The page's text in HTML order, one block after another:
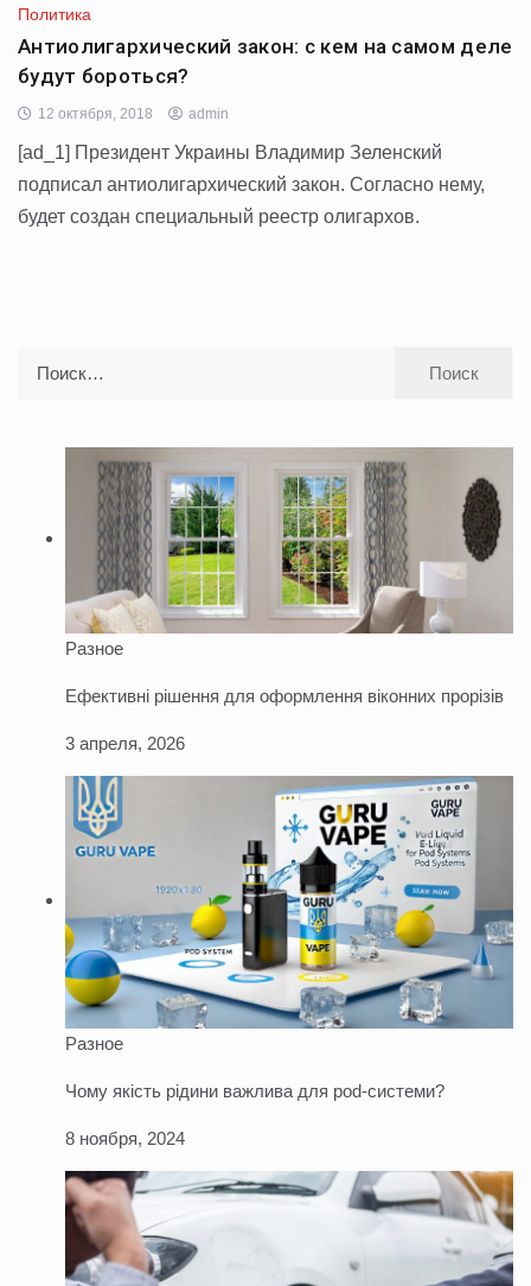
Политика
Антиолигархический закон: с кем на самом деле
будут бороться?
12 октября, 2018 admin
[ad_1] Президент Украины Владимир Зеленский
подписал антиолигархический закон. Согласно нему,
будет создан специальный реестр олигархов.
Разное
Ефективні рішення для оформлення віконних прорізів
3 апреля, 2026
Разное
Чому якість рідини важлива для pod-системи?
8 ноября, 2024